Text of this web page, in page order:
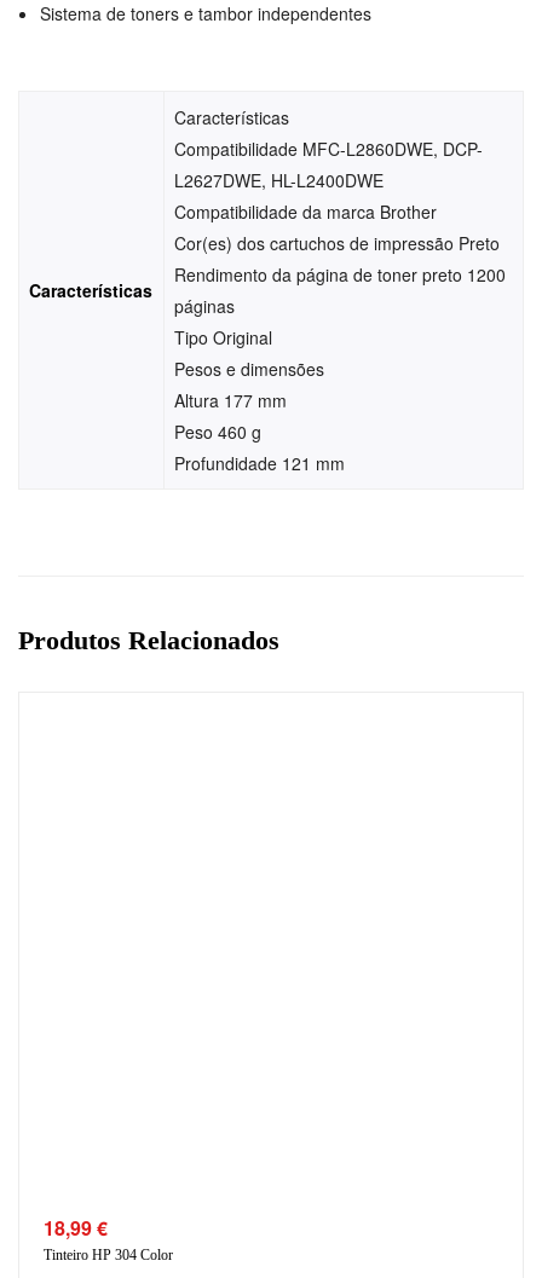
Sistema de toners e tambor independentes
Características
Características
Compatibilidade MFC-L2860DWE, DCP-
L2627DWE, HL-L2400DWE
Compatibilidade da marca Brother
Cor(es) dos cartuchos de impressão Preto
Rendimento da página de toner preto 1200
páginas
Tipo Original
Pesos e dimensões
Altura 177 mm
Peso 460 g
Profundidade 121 mm
Produtos Relacionados
18,99€
Tinteiro HP 304 Color